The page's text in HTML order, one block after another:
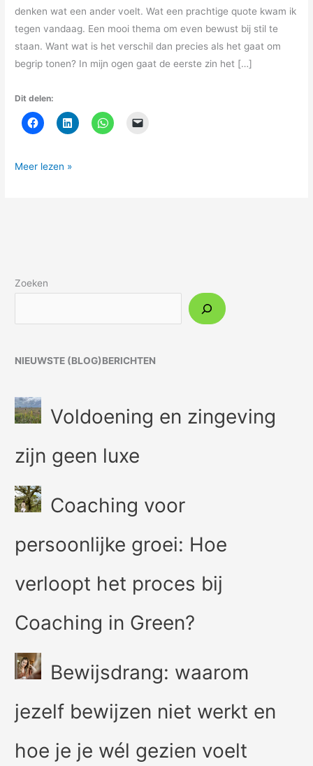
denken wat een ander voelt. Wat een prachtige quote kwam ik
tegen vandaag. Een mooi thema om even bewust bij stil te
staan. Want wat is het verschil dan precies als het gaat om
begrip tonen? In mijn ogen gaat de eerste zin het […]
Dit delen:
Meer lezen »
Zoeken
NIEUWSTE (BLOG)BERICHTEN
Voldoening en zingeving
zijn geen luxe
Coaching voor
persoonlijke groei: Hoe
verloopt het proces bij
Coaching in Green?
Bewijsdrang: waarom
jezelf bewijzen niet werkt en
hoe je je wél gezien voelt